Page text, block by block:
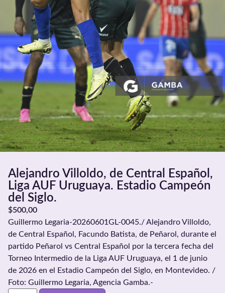
Alejandro Villoldo, de Central Español,
Liga AUF Uruguaya. Estadio Campeón
del Siglo.
$500,00
Guillermo Legaria-20260601GL-0045./ Alejandro Villoldo,
de Central Español, Facundo Batista, de Peñarol, durante el
partido Peñarol vs Central Español por la tercera fecha del
Torneo Intermedio de la Liga AUF Uruguaya, el 1 de junio
de 2026 en el Estadio Campeón del Siglo, en Montevideo. /
Foto: Guillermo Legaria, Agencia Gamba.-